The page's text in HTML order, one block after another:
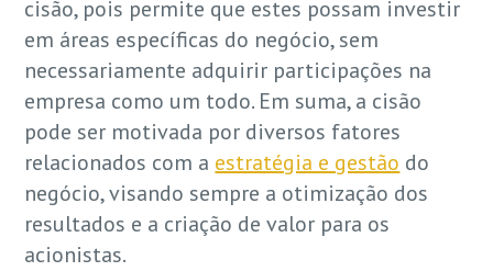
cisão, pois permite que estes possam investir
em áreas específicas do negócio, sem
necessariamente adquirir participações na
empresa como um todo. Em suma, a cisão
pode ser motivada por diversos fatores
relacionados com a estratégia e gestão do
negócio, visando sempre a otimização dos
resultados e a criação de valor para os
acionistas.